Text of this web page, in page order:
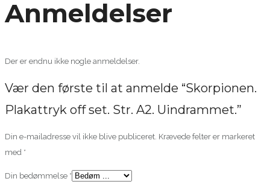
Anmeldelser
Der er endnu ikke nogle anmeldelser.
Vær den første til at anmelde “Skorpionen.
Plakattryk off set. Str. A2. Uindrammet.”
Din e-mailadresse vil ikke blive publiceret. Krævede felter er markeret
med *
Din bedømmelse *